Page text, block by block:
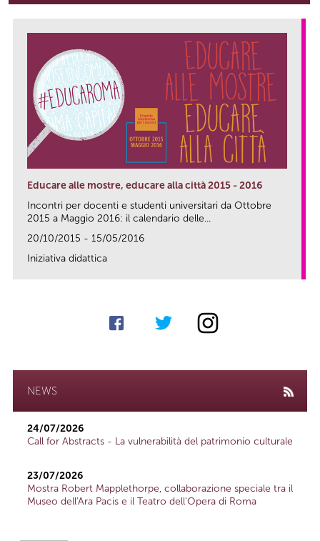
Educare alle mostre, educare alla città 2015 - 2016
Incontri per docenti e studenti universitari da Ottobre
2015 a Maggio 2016: il calendario delle...
20/10/2015 - 15/05/2016
Iniziativa didattica
NEWS
24/07/2026
Call for Abstracts - La vulnerabilità del patrimonio culturale
23/07/2026
Mostra Robert Mapplethorpe, collaborazione speciale tra il
Museo dell'Ara Pacis e il Teatro dell'Opera di Roma